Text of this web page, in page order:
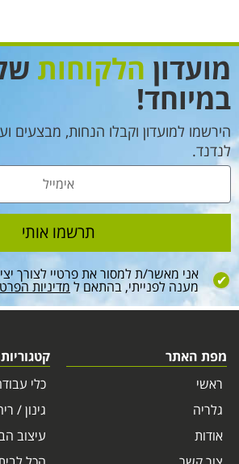
מועדון הלקוחות
במיוחד!
הירשמו למועדון וקבלו הנחות, מבצעים
לנדנד.
אני מאשר/ת למסור את פרטיי לצורך
מענה לפנייתי, בהתאם למדיניות
תרשמו אותי
מפת האתר
ראשי
גלריה
אודות
כלי
גינון /
עיצוב